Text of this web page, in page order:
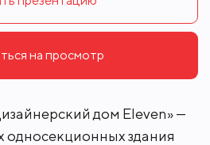
на просмотр
дом Eleven» —
односекционных здания